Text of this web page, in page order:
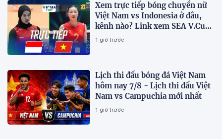
Xem trực tiếp bóng chuyền nữ
Việt Nam vs Indonesia ở đâu,
kênh nào? Link xem SEA V.Cup
2026 mới nhất
1 giờ trước
Lịch thi đấu bóng đá Việt Nam
hôm nay 7/8 - Lịch thi đấu Việt
Nam vs Campuchia mới nhất
1 giờ trước